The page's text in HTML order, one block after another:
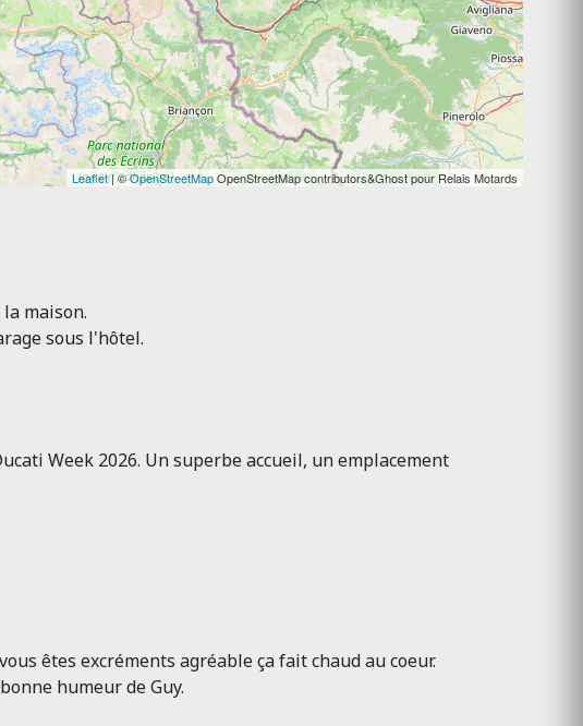
Leaflet| ©OpenStreetMapOpenStreetMap contributors&Ghost pour Relais Motards
maison.
sous l'hôtel.
Week 2026. Un superbe accueil, un emplacement
êtes excréments agréable ça fait chaud au coeur.
humeur de Guy.